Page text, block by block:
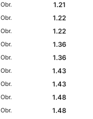
Obr.
1.21
Obr.
1.22
Obr.
1.22
Obr.
1.36
Obr.
1.36
Obr.
1.43
Obr.
1.43
Obr.
1.48
Obr.
1.48